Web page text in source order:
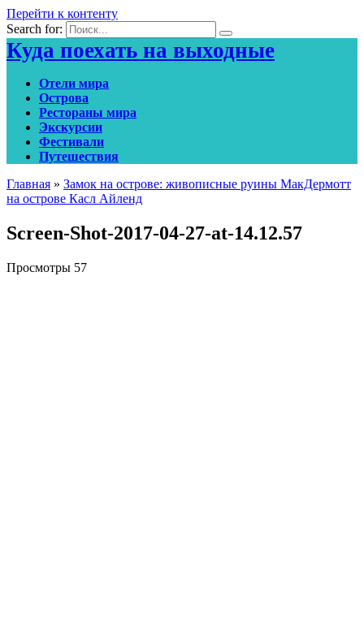
Перейти к контенту
Search for:
Куда поехать на выходные
Отели мира
Острова
Рестораны мира
Экскурсии
Фестивали
Путешествия
Главная » Замок на острове: живописные руины МакДермотт
на острове Касл Айленд
Screen-Shot-2017-04-27-at-14.12.57
Просмотры 57